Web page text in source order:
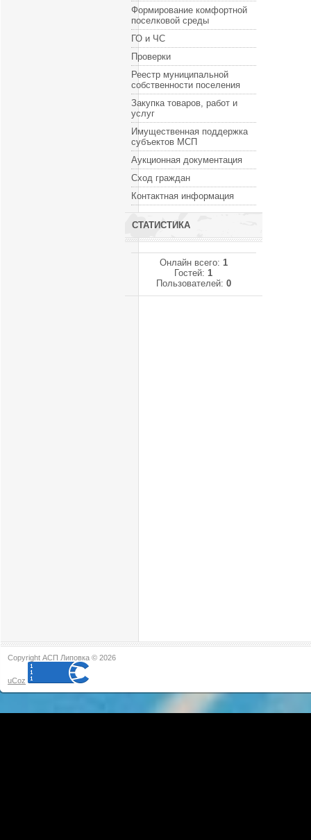
Формирование комфортной
поселковой среды
ГО и ЧС
Проверки
Реестр муниципальной
собственности поселения
Закупка товаров, работ и
услуг
Имущественная поддержка
субъектов МСП
Аукционная документация
Сход граждан
Контактная информация
СТАТИСТИКА
Онлайн всего: 1
Гостей:1
Пользователей: 0
Copyright АСП Липовка © 2026
uCoz